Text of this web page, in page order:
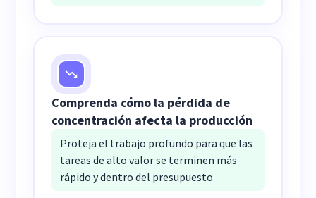
Comprenda cómo la pérdida de
concentración afecta la producción
Proteja el trabajo profundo para que las
tareas de alto valor se terminen más
rápido y dentro del presupuesto